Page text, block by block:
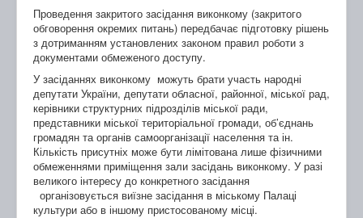
Проведення закритого засідання виконкому (закритого
обговорення окремих питань) передбачає підготовку рішень
з дотриманням установлених законом правил роботи з
документами обмеженого доступу.
У засіданнях виконкому можуть брати участь народні
депутати України, депутати обласної, районної, міської рад,
керівники структурних підрозділів міської ради,
представники міської територіальної громади, об’єднань
громадян та органів самоорганізації населення та ін.
Кількість присутніх може бути лімітована лише фізичними
обмеженнями приміщення зали засідань виконкому. У разі
великого інтересу до конкретного засідання
організовується виїзне засідання в міському Палаці
культури або в іншому пристосованому місці.